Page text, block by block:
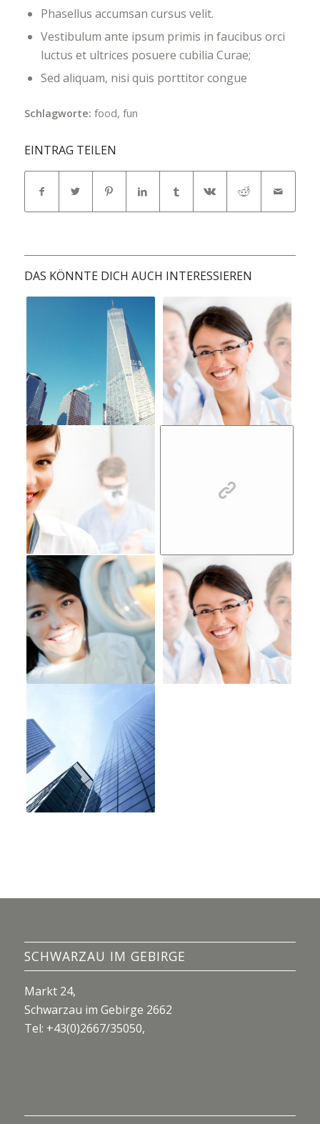
Phasellus accumsan cursus velit.
Vestibulum ante ipsum primis in faucibus orci
luctus et ultrices posuere cubilia Curae;
Sed aliquam, nisi quis porttitor congue
Schlagworte: food, fun
EINTRAG TEILEN
DAS KÖNNTE DICH AUCH INTERESSIEREN
SCHWARZAU IM GEBIRGE
Markt 24,
Schwarzau im Gebirge 2662
Tel: +43(0)2667/35050,